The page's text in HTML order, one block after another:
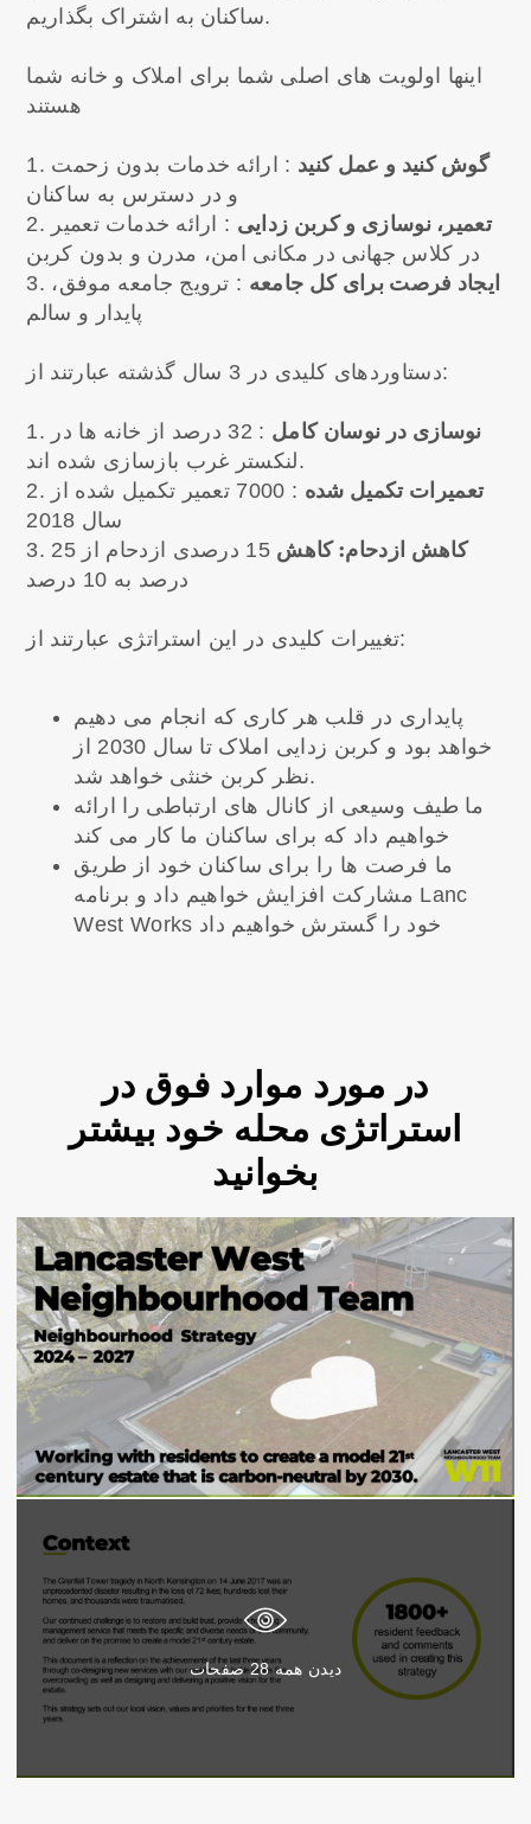
ساکنان به اشتراک بگذاریم.
اینها اولویت های اصلی شما برای املاک و خانه شما
هستند
1. گوش کنید و عمل کنید : ارائه خدمات بدون زحمت
و در دسترس به ساکنان
2.
تعمیر، نوسازی و کربن زدایی : ارائه خدمات تعمیر
در کلاس جهانی در مکانی امن، مدرن و بدون کربن
3.
ایجاد فرصت برای کل جامعه : ترویج جامعه موفق،
پایدار و سالم
دستاوردهای کلیدی در 3 سال گذشته عبارتند از:
1. نوسازی در نوسان کامل
: 32 درصد از خانه ها در
لنکستر غرب بازسازی شده اند.
2.
تعمیرات تکمیل شده
: 7000 تعمیر تکمیل شده از
سال 2018
3.
کاهش ازدحام: کاهش
15 درصدی ازدحام از 25
درصد به 10 درصد
تغییرات کلیدی در این استراتژی عبارتند از:
پایداری در قلب هر کاری که انجام می دهیم
خواهد بود و کربن زدایی املاک تا سال 2030 از
نظر کربن خنثی خواهد شد.
ما طیف وسیعی از کانال های ارتباطی را ارائه
خواهیم داد که برای ساکنان ما کار می کند
ما فرصت ها را برای ساکنان خود از طریق
مشارکت افزایش خواهیم داد و برنامه Lanc
West Works خود را گسترش خواهیم داد
در مورد موارد فوق در
استراتژی محله خود بیشتر
بخوانید
دیدن همه 28 صفحات